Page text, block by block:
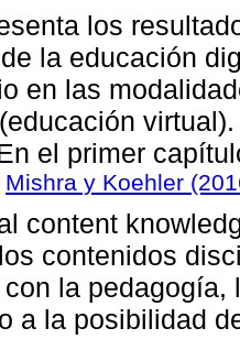
los
la educación
en las
el primer
Mishra y Koehler
content
contenidos
la
a la posibilidad